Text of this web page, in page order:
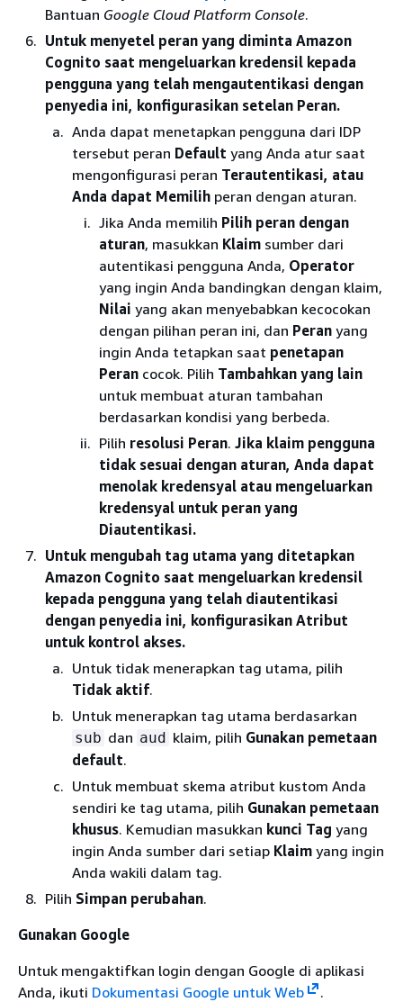
Bantuan Google Cloud Platform Console.
Untuk menyetel peran yang diminta Amazon
Cognito saat mengeluarkan kredensil kepada
pengguna yang telah mengautentikasi dengan
penyedia ini, konfigurasikan setelan Peran.
Anda dapat menetapkan pengguna dari IDP
tersebut peran Default yang Anda atur saat
mengonfigurasi peran Terautentikasi, atau
Anda dapat Memilih peran dengan aturan.
Jika Anda memilih Pilih peran dengan
aturan, masukkan Klaim sumber dari
autentikasi pengguna Anda, Operator
yang ingin Anda bandingkan dengan klaim,
Nilai yang akan menyebabkan kecocokan
dengan pilihan peran ini, dan Peran yang
ingin Anda tetapkan saat penetapan
Peran cocok. Pilih Tambahkan yang lain
untuk membuat aturan tambahan
berdasarkan kondisi yang berbeda.
Pilih resolusi Peran. Jika klaim pengguna
tidak sesuai dengan aturan, Anda dapat
menolak kredensyal atau mengeluarkan
kredensyal untuk peran yang
Diautentikasi.
Untuk mengubah tag utama yang ditetapkan
Amazon Cognito saat mengeluarkan kredensil
kepada pengguna yang telah diautentikasi
dengan penyedia ini, konfigurasikan Atribut
untuk kontrol akses.
Untuk tidak menerapkan tag utama, pilih
Tidak aktif.
Untuk menerapkan tag utama berdasarkan
sub dan aud klaim, pilih Gunakan pemetaan
default.
Untuk membuat skema atribut kustom Anda
sendiri ke tag utama, pilih Gunakan pemetaan
khusus. Kemudian masukkan kunci Tag yang
ingin Anda sumber dari setiap Klaim yang ingin
Anda wakili dalam tag.
Pilih Simpan perubahan.
Gunakan Google
Untuk mengaktifkan login dengan Google di aplikasi
Anda, ikuti Dokumentasi Google untuk Web
.